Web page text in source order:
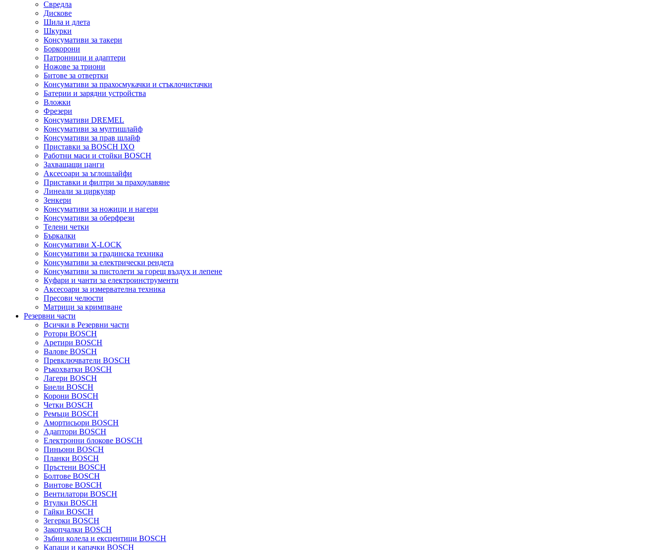
Свредла
Дискове
Шила и длета
Шкурки
Консумативи за такери
Боркорони
Патронници и адаптери
Ножове за триони
Битове за отвертки
Консумативи за прахосмукачки и стъклочистачки
Батерии и зарядни устройства
Вложки
Фрезери
Консумативи DREMEL
Консумативи за мултишлайф
Консумативи за прав шлайф
Приставки за BOSCH IXO
Работни маси и стойки BOSCH
Захващащи цанги
Аксесоари за ъглошлайфи
Приставки и филтри за прахоулавяне
Линеали за циркуляр
Зенкери
Консумативи за ножици и нагери
Консумативи за оберфрези
Телени четки
Бъркалки
Консумативи X-LOCK
Консумативи за градинска техника
Консумативи за електрически рендета
Консумативи за пистолети за горещ въздух и лепене
Куфари и чанти за електроинструменти
Аксесоари за измервателна техника
Пресови челюсти
Матрици за кримпване
Резервни части
Всички в Резервни части
Ротори BOSCH
Аретири BOSCH
Валове BOSCH
Превключватели BOSCH
Ръкохватки BOSCH
Лагери BOSCH
Биели BOSCH
Корони BOSCH
Четки BOSCH
Ремъци BOSCH
Амортисьори BOSCH
Адаптори BOSCH
Електронни блокове BOSCH
Пиньони BOSCH
Планки BOSCH
Пръстени BOSCH
Болтове BOSCH
Винтове BOSCH
Вентилатори BOSCH
Втулки BOSCH
Гайки BOSCH
Зегерки BOSCH
Закопчалки BOSCH
Зъбни колела и ексцентици BOSCH
Капаци и капачки BOSCH